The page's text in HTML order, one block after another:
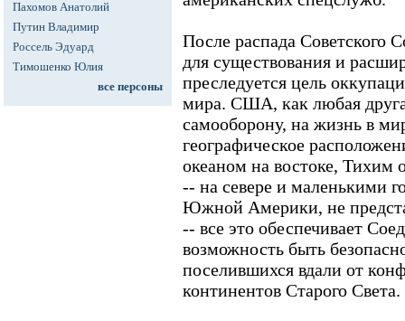
Пахомов Анатолий
Путин Владимир
Россель Эдуард
Тимошенко Юлия
все персоны
После распада Советского
для существования и
преследуется цель
мира. США, как любая
самооборону, на жизнь в
географическое
океаном на востоке, Тихим
-- на севере и маленькими
Южной Америки, не
-- все это обеспечивает
возможность быть
поселившихся вдали от
континентов Старого Света.